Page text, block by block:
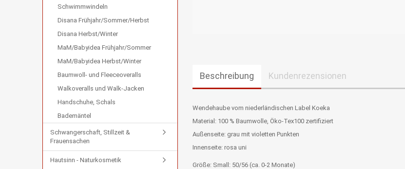
Beschreibung Kundenrezensionen
Wendehaube vom niederländischen Label Koeka
Material: 100 % Baumwolle, Öko-Tex100 zertifiziert
Außenseite: grau mit violetten Punkten
Innenseite: rosa uni
Größe: Small: 50/56 (ca. 0-2 Monate)
Schwimmwindeln
Disana Frühjahr/Sommer/Herbst
Disana Herbst/Winter
MaM/Babyidea Frühjahr/Sommer
MaM/Babyidea Herbst/Winter
Baumwoll- und Fleeceoveralls
Walkoveralls und Walk-Jacken
Handschuhe, Schals
Bademäntel
Schwangerschaft, Stillzeit &
Frauensachen
Hautsinn - Naturkosmetik